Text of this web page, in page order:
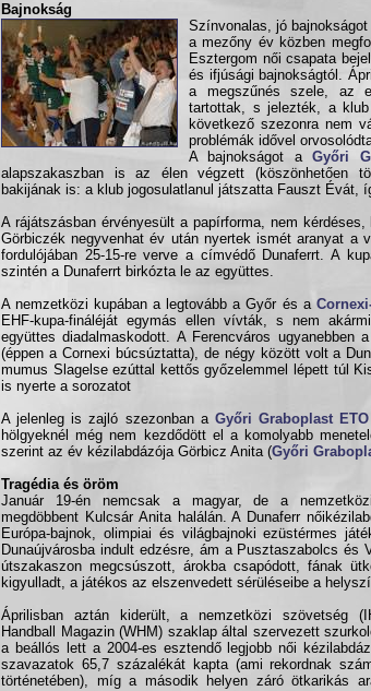
Bajnokság
Színvonalas, jó
a mezőny év közben
Esztergom női csapata
és ifjúsági bajnokságtól.
a megszűnés szele, az
tartottak, s jelezték, a
következő szezonra nem
problémák idővel
A bajnokságot aGyőri
alapszakaszban is az élen végzett (köszönhetően
bakijának is: a klub jogosulatlanul játszatta Fauszt Évát,
A rájátszásban érvényesült a papírforma, nem
Görbiczék negyvenhat év után nyertek ismét aranyat a
fordulójában 25-15-re verve a címvédő Dunaferrt. A
szintén a Dunaferrt birkózta le az együttes.
A nemzetközi kupában a legtovább a Győr és a
EHF-kupa-fináléját egymás ellen vívták, s nem
együttes diadalmaskodott. A Ferencváros ugyanebben
(éppen a Cornexi búcsúztatta), de négy között volt a
mumus Slagelse ezúttal kettős győzelemmel lépett túl
is nyerte a sorozatot
A jelenleg is zajló szezonban a Győri Graboplast ETO
hölgyeknél még nem kezdődött el a komolyabb
szerint az év kézilabdázója Görbicz Anita (Győri
Tragédia és öröm
Január 19-én nemcsak a magyar, de a
megdöbbent Kulcsár Anita halálán. A Dunaferr
Európa-bajnok, olimpiai és világbajnoki ezüstérmes
Dunaújvárosba indult edzésre, ám a Pusztaszabolcs és
útszakaszon megcsúszott, árokba csapódott, fának
kigyulladt, a játékos az elszenvedett sérüléseibe a
Áprilisban aztán kiderült, a nemzetközi szövetség
Handball Magazin (WHM) szaklap által szervezett
a beállós lett a 2004-es esztendő legjobb női
szavazatok 65,7 százalékát kapta (ami rekordnak
történetében), míg a második helyen záró ötkarikás